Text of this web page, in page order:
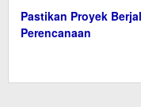
Pastikan Proyek
Perencanaan